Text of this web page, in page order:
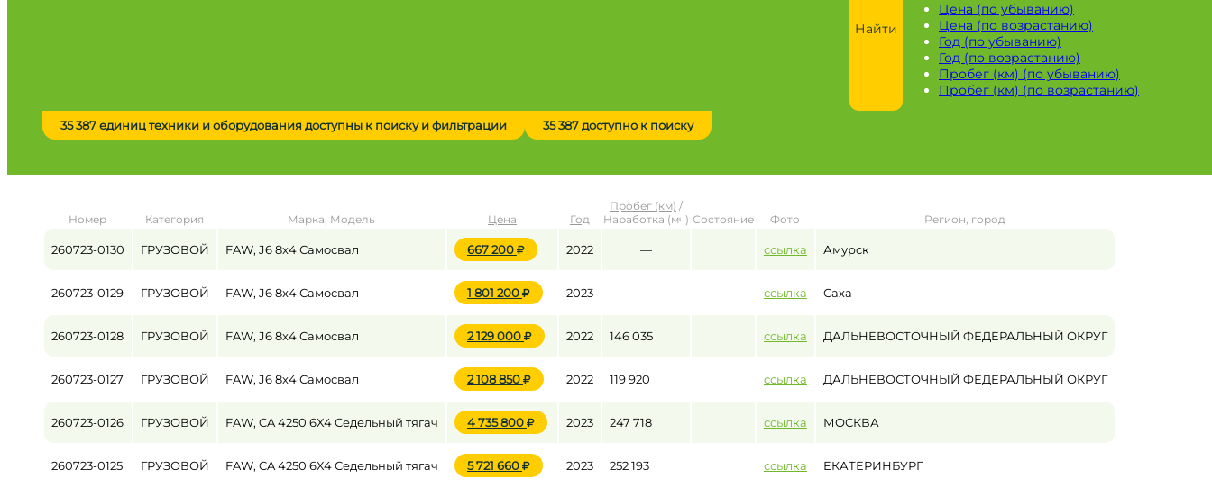
Сначала выберите марку
Город / регион
от
Цена
Найти
Цена (по убыванию)
Цена (по возрастанию)
Год (по убыванию)
Год (по возрастанию)
Пробег (км) (по убыванию)
Пробег (км) (по возрастанию)
35 387 единиц техники и оборудования доступны к поиску и фильтрации 35 387 доступно к поиску
Номер Категория Марка, Модель Цена Год
Пробег (км) /
Наработка (мч) Состояние Фото Регион, город
260723-0130 ГРУЗОВОЙ FAW, J6 8x4 Самосвал 667 200 2022 — ссылка Амурск
260723-0129 ГРУЗОВОЙ FAW, J6 8x4 Самосвал 1 801 200 2023 — ссылка Саха
260723-0128 ГРУЗОВОЙ FAW, J6 8x4 Самосвал 2 129 000 2022 146 035 ссылка ДАЛЬНЕВОСТОЧНЫЙ ФЕДЕРАЛЬНЫЙ ОКРУГ
260723-0127 ГРУЗОВОЙ FAW, J6 8x4 Самосвал 2 108 850 2022 119 920 ссылка ДАЛЬНЕВОСТОЧНЫЙ ФЕДЕРАЛЬНЫЙ ОКРУГ
260723-0126 ГРУЗОВОЙ FAW, CA 4250 6X4 Седельный тягач 4 735 800 2023 247 718 ссылка МОСКВА
260723-0125 ГРУЗОВОЙ FAW, CA 4250 6X4 Седельный тягач 5 721 660 2023 252 193 ссылка ЕКАТЕРИНБУРГ